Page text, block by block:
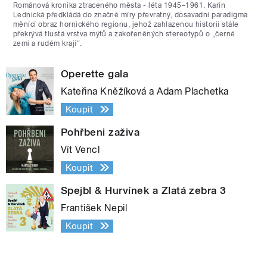
Románová kronika ztraceného města - léta 1945–1961. Karin
Lednická předkládá do značné míry převratný, dosavadní paradigma
měnící obraz hornického regionu, jehož zahlazenou historii stále
překrývá tlustá vrstva mýtů a zakořeněných stereotypů o „černé
zemi a rudém kraji“.
Operette gala
Kateřina Kněžíková a Adam Plachetka
Koupit
Pohřbeni zaživa
Vít Vencl
Koupit
Spejbl & Hurvínek a Zlatá zebra 3
František Nepil
Koupit